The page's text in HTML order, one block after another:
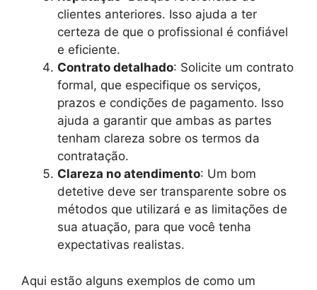
clientes anteriores. Isso ajuda a ter
certeza de que o profissional é confiável
e eficiente.
Contrato detalhado: Solicite um contrato
formal, que especifique os serviços,
prazos e condições de pagamento. Isso
ajuda a garantir que ambas as partes
tenham clareza sobre os termos da
contratação.
Clareza no atendimento: Um bom
detetive deve ser transparente sobre os
métodos que utilizará e as limitações de
sua atuação, para que você tenha
expectativas realistas.
Aqui estão alguns exemplos de como um